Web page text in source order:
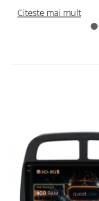
Citeste mai mult